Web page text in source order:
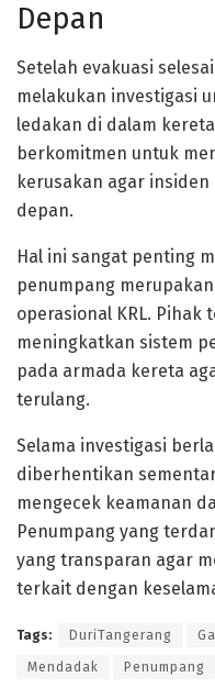
Depan
Setelah evakuasi
melakukan investigasi
ledakan di dalam
berkomitmen untuk
kerusakan agar
depan.
Hal ini sangat penting
penumpang
operasional KRL.
meningkatkan sistem
pada armada kereta
terulang.
Selama investigasi
diberhentikan
mengecek keamanan
Penumpang yang
yang transparan agar
terkait dengan
Tags: DuriTangerang
Mendadak Penumpang